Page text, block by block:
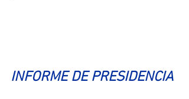
INFORME DE PRESIDENCIA